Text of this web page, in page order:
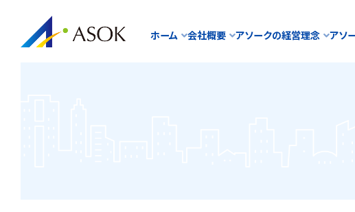
ホーム 会社概要 アソークの経営理念 アソ